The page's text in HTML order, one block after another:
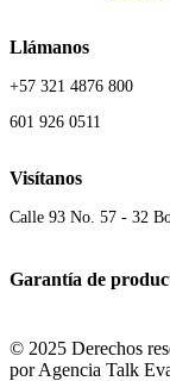
Llámanos
+57 321 4876 800
601 926 0511
Visítanos
Calle 93 No. 57 - 32
Garantía de
© 2025 Derechos
por Agencia Talk